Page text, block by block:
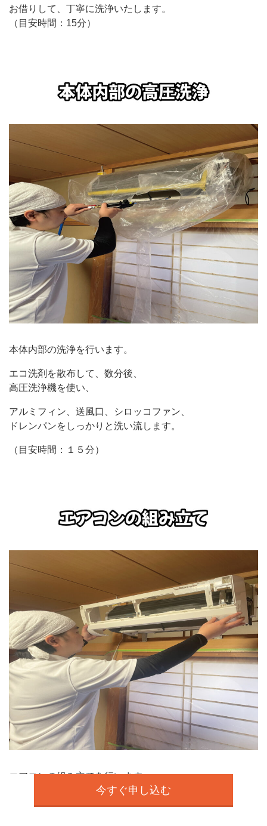
お借りして、丁寧に洗浄いたします。
（目安時間：15分）
本体内部の洗浄を行います。
エコ洗剤を散布して、数分後、
高圧洗浄機を使い、
アルミフィン、送風口、シロッコファン、
ドレンパンをしっかりと洗い流します。
（目安時間：１５分）
エアコンの組み立てを行います。
今すぐ申し込む